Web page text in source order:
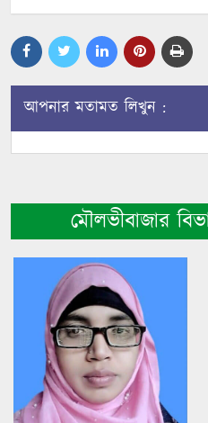
আপনার মতামত লিখুন :
মৌলভীবাজার